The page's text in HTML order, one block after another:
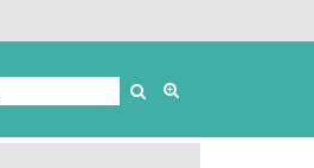
Buscar